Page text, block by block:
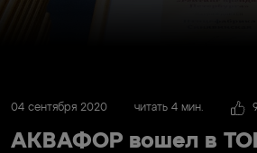
04 сентября 2020 читать 4 мин.
АКВАФОР вошел в